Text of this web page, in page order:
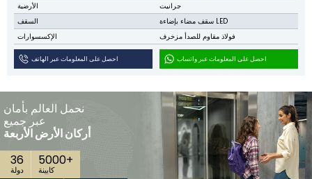
جميع الحقوق محفوظة. جميع المحتويات والصور على موقعنا تابعة لـ Aziz Lift وأي استخدام غير مصرح به يعرض صاحبه للمساءلة القانونية.
قطع غيار المصاعد
جميع المنتجات
اتصل بنا
الأرضية
جرانيت
السقف
سقف مضاء بإضاءة LED
الإكسسوارات
فولاذ مقاوم للصدأ مزخرف
احصل على المعلومات عبر الهاتف احصل على المعلومات عبر واتساب
نحمل العالم بأمان
عبر جميع
أركان الأرض الأربعة
36
دولة
5000+
كابينة